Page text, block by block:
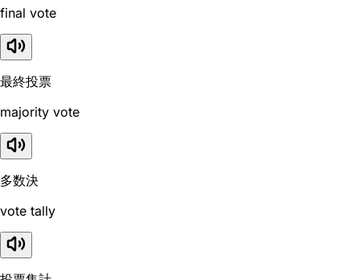
final vote
最終投票
majority vote
多数決
vote tally